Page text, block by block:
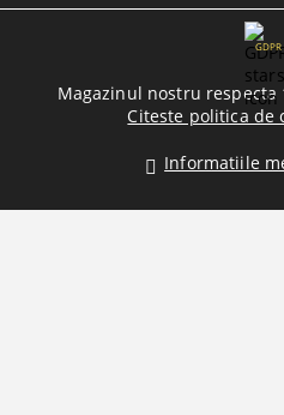
GDPR
Magazinul nostru respecta
Citeste politica de
Informatiile